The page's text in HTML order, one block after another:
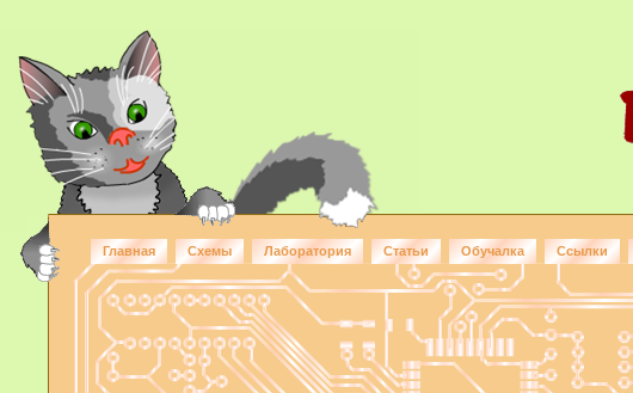
Главная Схемы Лаборатория Статьи Обучалка Ссылки